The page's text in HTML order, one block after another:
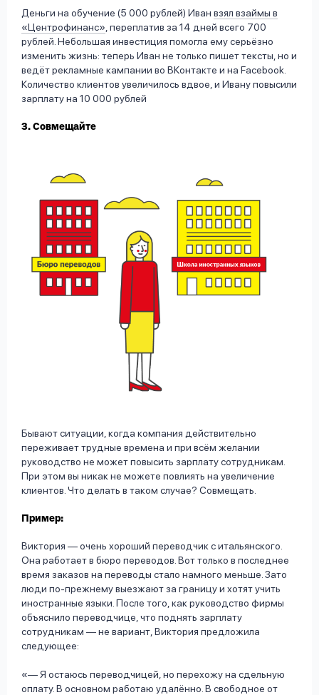
Деньги на обучение (5 000 рублей) Иван взял взаймы в
«Центрофинанс» , переплатив за 14 дней всего 700
рублей. Небольшая инвестиция помогла ему серьёзно
изменить жизнь: теперь Иван не только пишет тексты, но и
ведёт рекламные кампании во ВКонтакте и на Facebook.
Количество клиентов увеличилось вдвое, и Ивану повысили
зарплату на 10 000 рублей
3. Совмещайте
Бывают ситуации, когда компания действительно
переживает трудные времена и при всём желании
руководство не может повысить зарплату сотрудникам.
При этом вы никак не можете повлиять на увеличение
клиентов. Что делать в таком случае? Совмещать.
Пример:
Виктория — очень хороший переводчик с итальянского.
Она работает в бюро переводов. Вот только в последнее
время заказов на переводы стало намного меньше. Зато
люди по-прежнему выезжают за границу и хотят учить
иностранные языки. После того, как руководство фирмы
объяснило переводчице, что поднять зарплату
сотрудникам — не вариант, Виктория предложила
следующее:
— Я остаюсь переводчицей, но перехожу на сдельную
оплату. В основном работаю удалённо. В свободное от